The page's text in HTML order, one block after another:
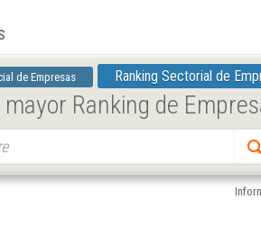
de Empresas Ranking Sectorial de
Ranking de